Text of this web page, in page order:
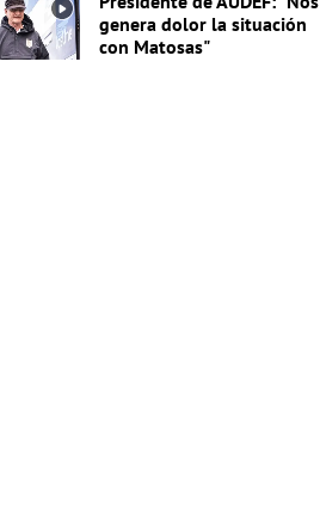
genera dolor la situación
con Matosas"